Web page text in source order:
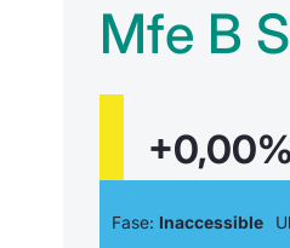
Mfe B
+0,00%
Fase: Inaccessible